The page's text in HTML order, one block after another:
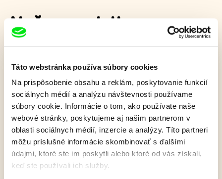
Táto webstránka používa súbory cookies
Na prispôsobenie obsahu a reklám, poskytovanie funkcií
sociálnych médií a analýzu návštevnosti používame
súbory cookie. Informácie o tom, ako používate naše
webové stránky, poskytujeme aj našim partnerom v
oblasti sociálnych médií, inzercie a analýzy. Títo partneri
môžu príslušné informácie skombinovať s ďalšími
údajmi, ktoré ste im poskytli alebo ktoré od vás získali,
keď ste používali ich služby.
Naše prasiatko:
Kvetinka
Malé, naivné, zvedavé a hravé. Podobne ako najmenšie deti aj
naše prasiatko spoznáva veci okolo seba. Najviac sa zaujíma
o tie úplne obyčajné, ktoré sa v jeho predstavách menia na
niečo úžasné.
Zobraziť viac
Film bohužiaľ nie je k dispozícii :(